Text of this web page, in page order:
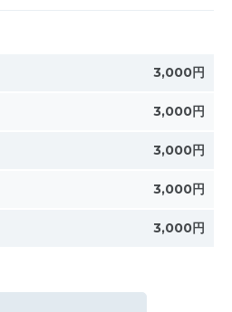
3,000円
3,000円
3,000円
3,000円
3,000円